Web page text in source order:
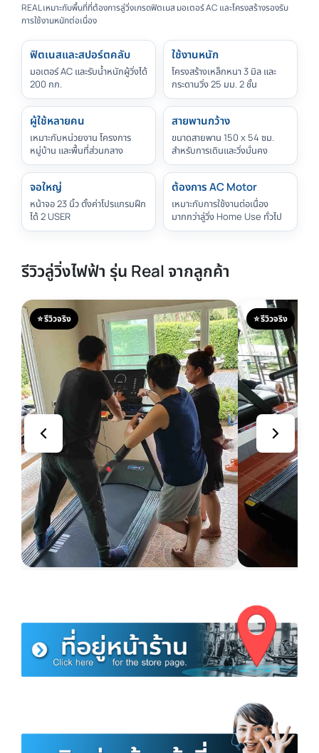
REAL เหมาะกับพื้นที่ที่ต้องการลู่วิ่งเกรดฟิตเนส มอเตอร์ AC และโครงสร้างรองรับ
การใช้งานหนักต่อเนื่อง
ฟิตเนสและสปอร์ตคลับ
มอเตอร์ AC และรับน้ำหนักผู้วิ่งได้
200 กก.
ใช้งานหนัก
โครงสร้างเหล็กหนา 3 มิล และ
กระดานวิ่ง 25 มม. 2 ชั้น
ผู้ใช้หลายคน
เหมาะกับหน่วยงาน โครงการ
หมู่บ้าน และพื้นที่ส่วนกลาง
สายพานกว้าง
ขนาดสายพาน 150 x 54 ซม.
สำหรับการเดินและวิ่งมั่นคง
จอใหญ่
หน้าจอ 23 นิ้ว ตั้งค่าโปรแกรมฝึก
ได้ 2 USER
ต้องการ AC Motor
เหมาะกับการใช้งานต่อเนื่อง
มากกว่าลู่วิ่ง Home Use ทั่วไป
รีวิวลู่วิ่งไฟฟ้า รุ่น Real จากลูกค้า
⭐ รีวิวจริง ⭐ รีวิวจริง